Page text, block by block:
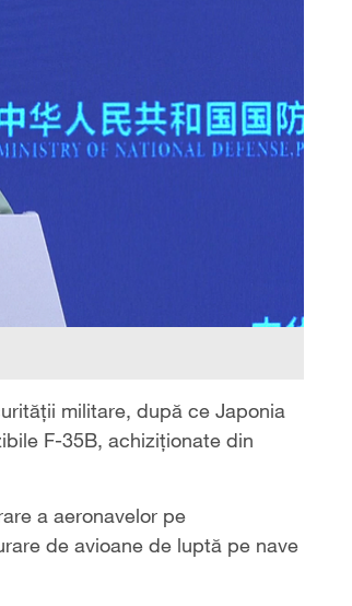
militare, după ce Japonia
F-35B, achiziționate din
a aeronavelor pe
de avioane de luptă pe nave